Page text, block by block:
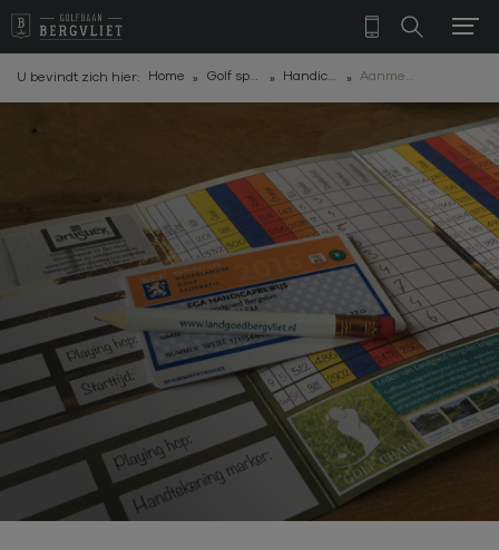
U bevindt zich hier: Home Golf spelen Handicapregistratie Aanmelden bij Bergvliet-FORE-U